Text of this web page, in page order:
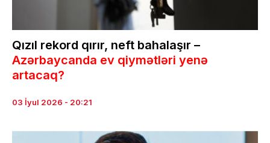
Qızıl rekord qırır, neft bahalaşır –
Azərbaycanda ev qiymətləri yenə
artacaq?
03 İyul 2026 - 20:21